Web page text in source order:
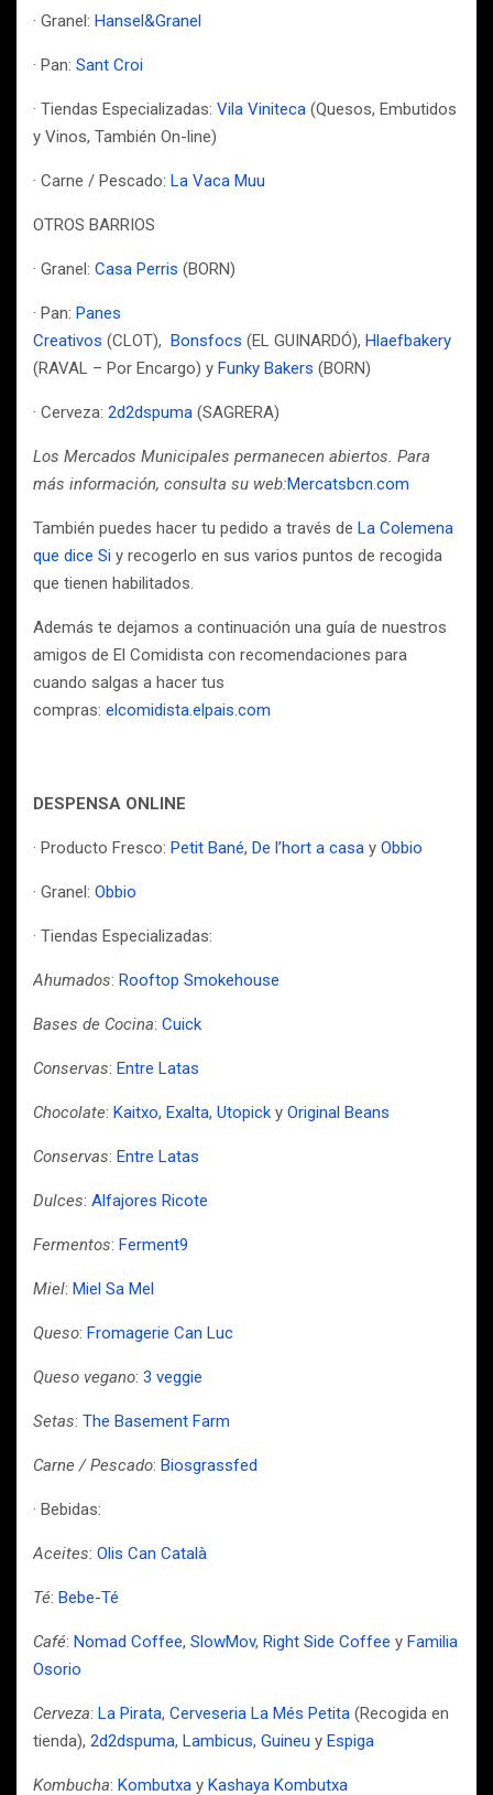
· Granel: Hansel&Granel
· Pan: Sant Croi
· Tiendas Especializadas: Vila Viniteca (Quesos, Embutidos
y Vinos, También On-line)
· Carne / Pescado: La Vaca Muu
OTROS BARRIOS
· Granel: Casa Perris (BORN)
· Pan: Panes
Creativos (CLOT), Bonsfocs (EL GUINARDÓ), Hlaefbakery
(RAVAL – Por Encargo) y Funky Bakers (BORN)
· Cerveza: 2d2dspuma (SAGRERA)
Los Mercados Municipales permanecen abiertos. Para
más información, consulta su web:Mercatsbcn.com
También puedes hacer tu pedido a través de La Colemena
que dice Si y recogerlo en sus varios puntos de recogida
que tienen habilitados.
Además te dejamos a continuación una guía de nuestros
amigos de El Comidista con recomendaciones para
cuando salgas a hacer tus
compras: elcomidista.elpais.com
DESPENSA ONLINE
· Producto Fresco: Petit Bané, De l’hort a casa y Obbio
· Granel: Obbio
· Tiendas Especializadas:
Ahumados: Rooftop Smokehouse
Bases de Cocina: Cuick
Conservas: Entre Latas
Chocolate: Kaitxo, Exalta, Utopick y Original Beans
Conservas: Entre Latas
Dulces: Alfajores Ricote
Fermentos: Ferment9
Miel: Miel Sa Mel
Queso: Fromagerie Can Luc
Queso vegano: 3 veggie
Setas: The Basement Farm
Carne / Pescado: Biosgrassfed
· Bebidas:
Aceites: Olis Can Català
Té: Bebe-Té
Café: Nomad Coffee, SlowMov, Right Side Coffee y Familia
Osorio
Cerveza: La Pirata, Cerveseria La Més Petita (Recogida en
tienda), 2d2dspuma, Lambicus, Guineu y Espiga
Kombucha: Kombutxa y Kashaya Kombutxa